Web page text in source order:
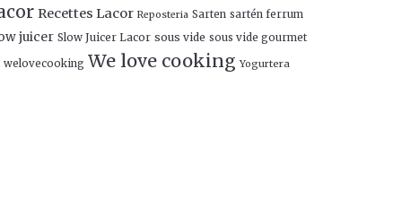
Recettes Lacor Reposteria Sarten sartén ferrum
juicer Slow Juicer Lacor sous vide sous vide gourmet
welovecooking We love cooking Yogurtera